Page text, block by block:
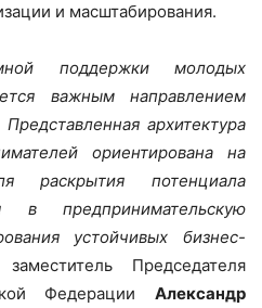
и масштабирования.
поддержки молодых
важным направлением
архитектура
ориентирована на
раскрытия потенциала
в предпринимательскую
устойчивых бизнес-
Председателя
Федерации Александр